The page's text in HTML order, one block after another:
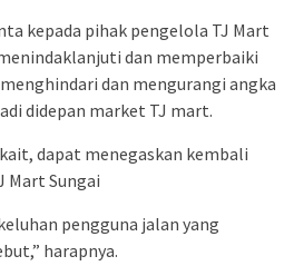
kepada pihak pengelola TJ Mart
dan memperbaiki
dan mengurangi angka
didepan market TJ mart.
dapat menegaskan kembali
Mart Sungai
pengguna jalan yang
harapnya.